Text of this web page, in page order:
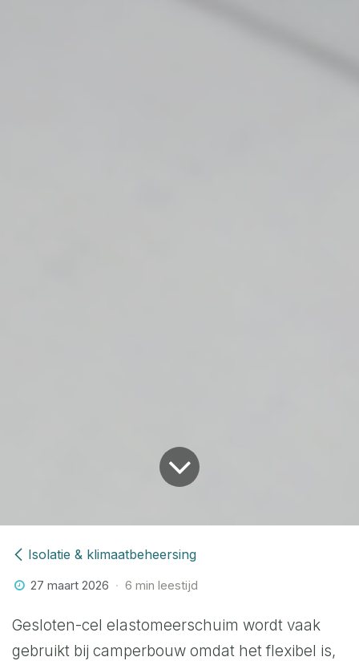
Isolatie & klimaatbeheersing
27 maart 2026 6 min leestijd
Gesloten-cel elastomeerschuim wordt vaak
gebruikt bij camperbouw omdat het flexibel is,